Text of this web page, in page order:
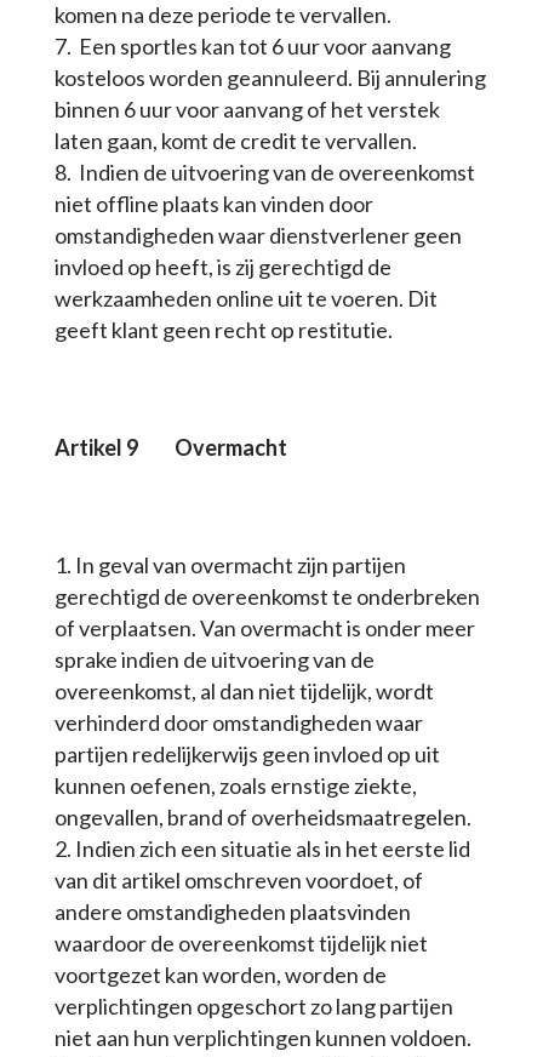
komen na deze periode te vervallen.
Een sportles kan tot 6 uur voor aanvang
kosteloos worden geannuleerd. Bij annulering
binnen 6 uur voor aanvang of het verstek
laten gaan, komt de credit te vervallen.
Indien de uitvoering van de overeenkomst
niet offline plaats kan vinden door
omstandigheden waar dienstverlener geen
invloed op heeft, is zij gerechtigd de
werkzaamheden online uit te voeren. Dit
geeft klant geen recht op restitutie.
Artikel 9 Overmacht
In geval van overmacht zijn partijen
gerechtigd de overeenkomst te onderbreken
of verplaatsen. Van overmacht is onder meer
sprake indien de uitvoering van de
overeenkomst, al dan niet tijdelijk, wordt
verhinderd door omstandigheden waar
partijen redelijkerwijs geen invloed op uit
kunnen oefenen, zoals ernstige ziekte,
ongevallen, brand of overheidsmaatregelen.
Indien zich een situatie als in het eerste lid
van dit artikel omschreven voordoet, of
andere omstandigheden plaatsvinden
waardoor de overeenkomst tijdelijk niet
voortgezet kan worden, worden de
verplichtingen opgeschort zo lang partijen
niet aan hun verplichtingen kunnen voldoen.